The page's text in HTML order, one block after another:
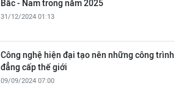
Bắc - Nam trong năm 2025
31/12/2024 01:13
Công nghệ hiện đại tạo nên những công trình
đẳng cấp thế giới
09/09/2024 07:00